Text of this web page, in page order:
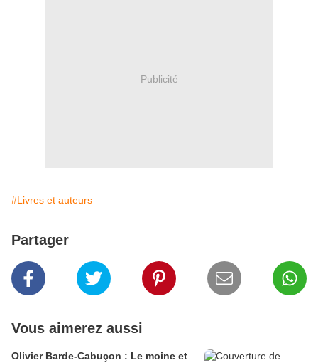
Publicité
#Livres et auteurs
Partager
Vous aimerez aussi
Olivier Barde-Cabuçon : Le moine et